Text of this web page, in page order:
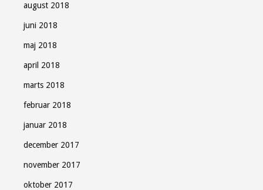
august 2018
juni 2018
maj 2018
april 2018
marts 2018
februar 2018
januar 2018
december 2017
november 2017
oktober 2017